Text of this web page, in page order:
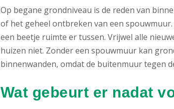
Op begane grondniveau is de reden van
of het geheel ontbreken van een
een beetje ruimte er tussen. Vrijwel alle
huizen niet. Zonder een spouwmuur kan
binnenwanden, omdat de buitenmuur tegen
Wat gebeurt er nadat